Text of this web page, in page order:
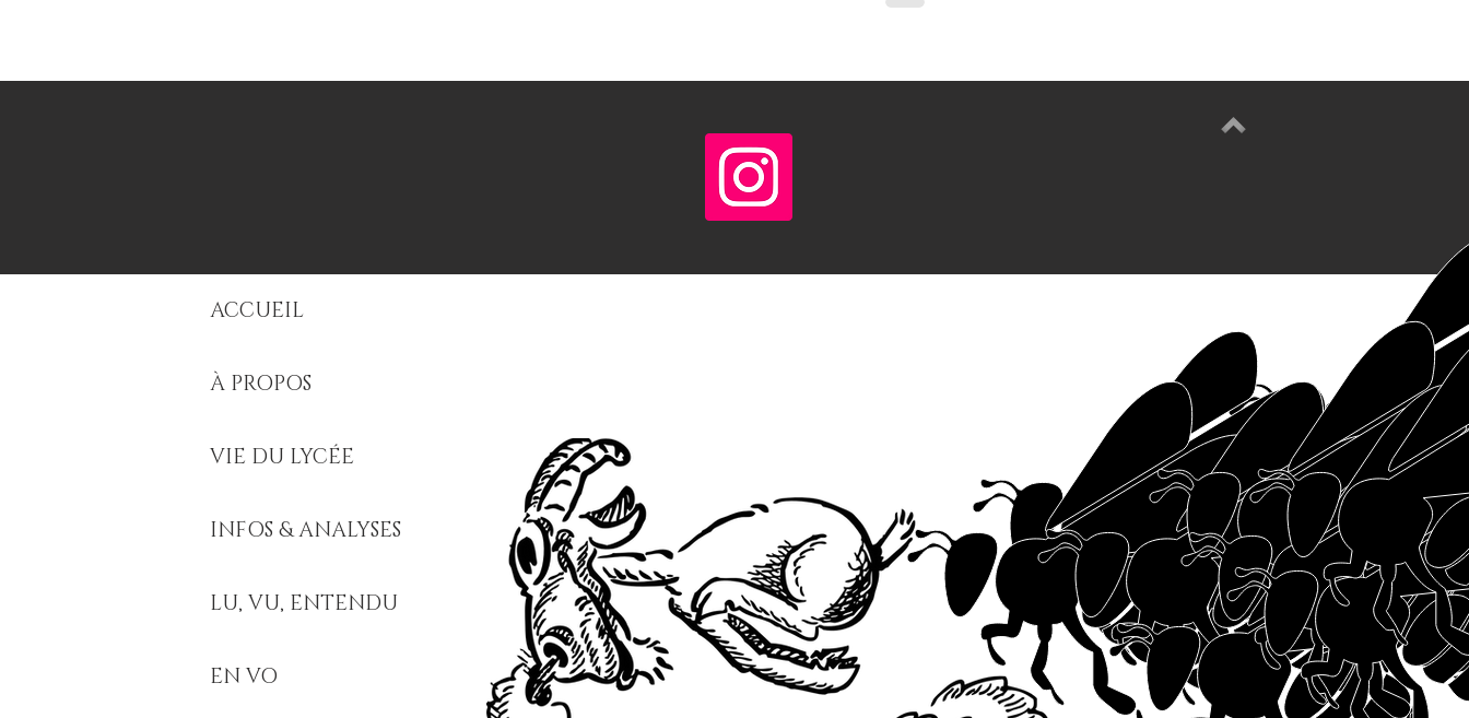
ACCUEIL
À PROPOS
VIE DU LYCÉE
INFOS & ANALYSES
LU, VU, ENTENDU
EN VO